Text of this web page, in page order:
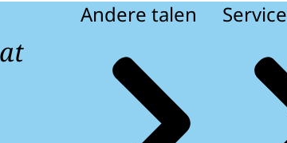
Andere talen Service